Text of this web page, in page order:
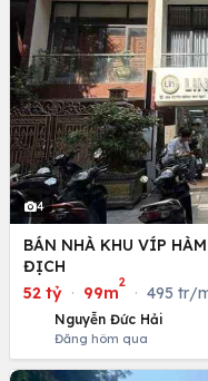
4
BÁN NHÀ KHU VÍP
ĐỊCH
52 tỷ · 99m
2
· 495 tr/
Nguyễn Đức Hải
Đăng hôm qua